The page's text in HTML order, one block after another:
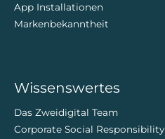
App Installationen
Markenbekanntheit
Wissenswertes
Das Zweidigital Team
Corporate Social Responsibility